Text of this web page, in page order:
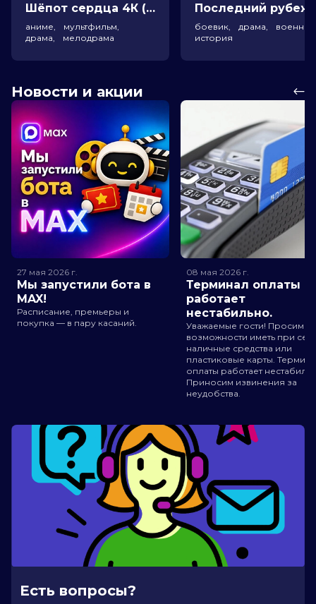
Шёпот сердца 4К (16+)
аниме, мультфильм,
драма, мелодрама
боевик, драма,
история
Новости и акции
27 мая 2026 г.
Мы запустили бота в
MAX!
Расписание, премьеры и
покупка — в пару касаний.
08 мая 2026 г.
Терминал оплаты
работает
нестабильно.
Уважаемые гости! Просим
возможности иметь при
наличные средства или
пластиковые карты.
оплаты работает
Приносим извинения за
неудобства.
Есть вопросы?